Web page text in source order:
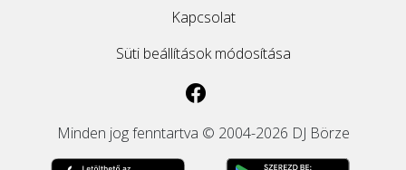
Kapcsolat
Süti beállítások módosítása
Minden jog fenntartva © 2004-2026 DJ Börze